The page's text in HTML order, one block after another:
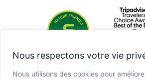
Nous respectons votre vie
Nous utilisons des cookies pour